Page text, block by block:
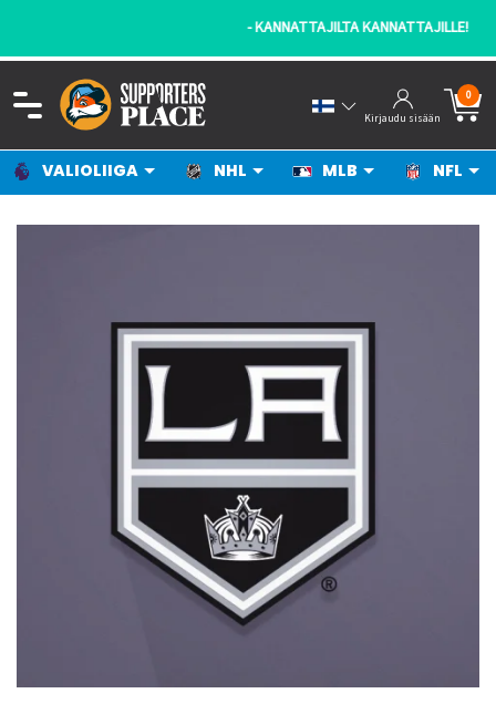
- KANNATTAJILTA KANNATTAJILLE!
Kirjaudu sisään
0
VALIOLIIGA NHL MLB NFL